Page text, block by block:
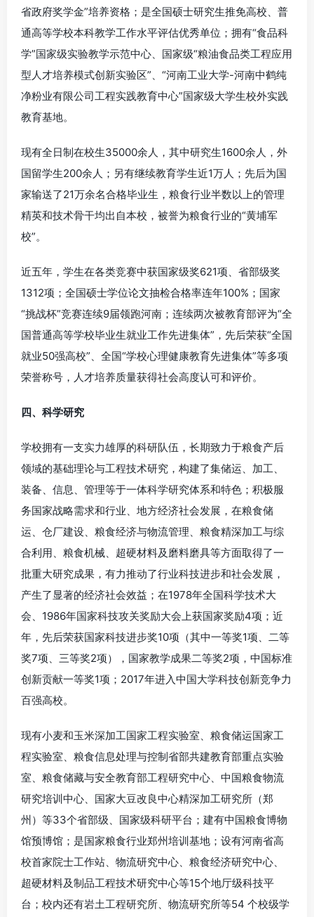
省政府奖学金”培养资格；是全国硕士研究生推免高校、普
通高等学校本科教学工作水平评估优秀单位；拥有“食品科
学”国家级实验教学示范中心、国家级“粮油食品类工程应用
型人才培养模式创新实验区”、“河南工业大学-河南中鹤纯
净粉业有限公司工程实践教育中心”国家级大学生校外实践
教育基地。
现有全日制在校生35000余人，其中研究生1600余人，外
国留学生200余人；另有继续教育学生近1万人；先后为国
家输送了21万余名合格毕业生，粮食行业半数以上的管理
精英和技术骨干均出自本校，被誉为粮食行业的“黄埔军
校”。
近五年，学生在各类竞赛中获国家级奖621项、省部级奖
1312项；全国硕士学位论文抽检合格率连年100%；国家
“挑战杯”竞赛连续9届领跑河南；连续两次被教育部评为“全
国普通高等学校毕业生就业工作先进集体”，先后荣获“全国
就业50强高校”、全国“学校心理健康教育先进集体”等多项
荣誉称号，人才培养质量获得社会高度认可和评价。
四、科学研究
学校拥有一支实力雄厚的科研队伍，长期致力于粮食产后
领域的基础理论与工程技术研究，构建了集储运、加工、
装备、信息、管理等于一体科学研究体系和特色；积极服
务国家战略需求和行业、地方经济社会发展，在粮食储
运、仓厂建设、粮食经济与物流管理、粮食精深加工与综
合利用、粮食机械、超硬材料及磨料磨具等方面取得了一
批重大研究成果，有力推动了行业科技进步和社会发展，
产生了显著的经济社会效益；在1978年全国科学技术大
会、1986年国家科技攻关奖励大会上获国家奖励4项；近
年，先后荣获国家科技进步奖10项（其中一等奖1项、二等
奖7项、三等奖2项），国家教学成果二等奖2项，中国标准
创新贡献一等奖1项；2017年进入中国大学科技创新竞争力
百强高校。
现有小麦和玉米深加工国家工程实验室、粮食储运国家工
程实验室、粮食信息处理与控制省部共建教育部重点实验
室、粮食储藏与安全教育部工程研究中心、中国粮食物流
研究培训中心、国家大豆改良中心精深加工研究所（郑
州）等33个省部级、国家级科研平台；建有中国粮食博物
馆预博馆；是国家粮食行业郑州培训基地；设有河南省高
校首家院士工作站、物流研究中心、粮食经济研究中心、
超硬材料及制品工程技术研究中心等15个地厅级科技平
台；校内还有岩土工程研究所、物流研究所等54 个校级学